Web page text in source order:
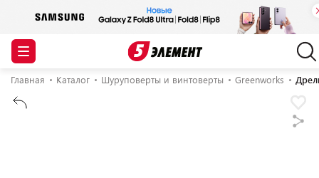
Главная Каталог Шуруповерты и винтоверты Greenworks